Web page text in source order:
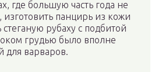
где большую часть года не
изготовить панцирь из кожи
рубаху с подбитой
грудью было вполне
для варваров.